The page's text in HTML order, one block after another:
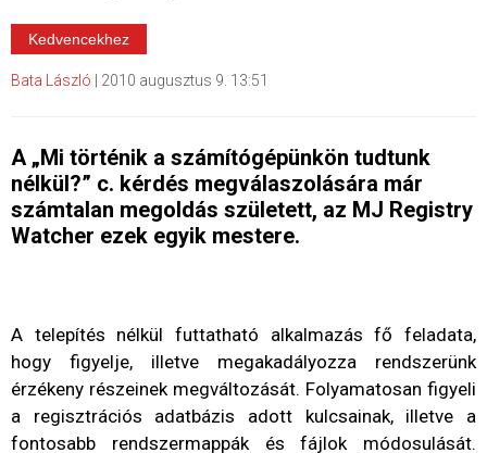
Kedvencekhez
Bata László 2010 augusztus 9. 13:51
A „Mi történik a számítógépünkön tudtunk
nélkül?” c. kérdés megválaszolására már
számtalan megoldás született, az MJ Registry
Watcher ezek egyik mestere.
A telepítés nélkül futtatható alkalmazás fő feladata,
hogy figyelje, illetve megakadályozza rendszerünk
érzékeny részeinek megváltozását. Folyamatosan figyeli
a regisztrációs adatbázis adott kulcsainak, illetve a
fontosabb rendszermappák és fájlok módosulását.